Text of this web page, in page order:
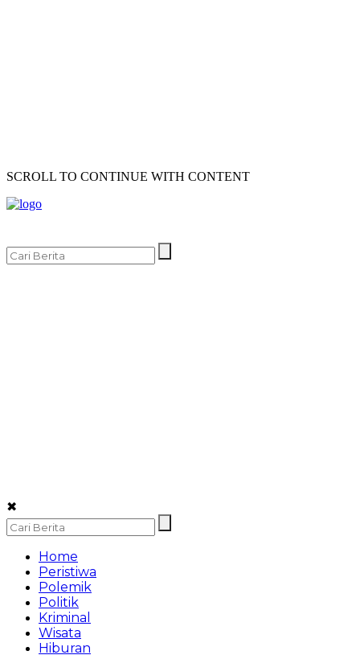
SCROLL TO CONTINUE WITH CONTENT
✖
Home
Peristiwa
Polemik
Politik
Kriminal
Wisata
Hiburan